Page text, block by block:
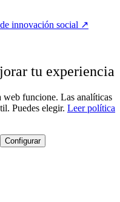
innovación social ↗
tu experiencia
web funcione. Las analíticas
Puedes elegir. Leer política
Configurar